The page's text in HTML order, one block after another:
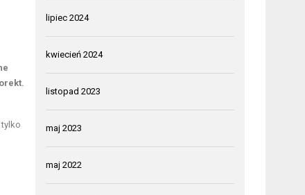
lipiec 2024
kwiecień 2024
listopad 2023
maj 2023
maj 2022